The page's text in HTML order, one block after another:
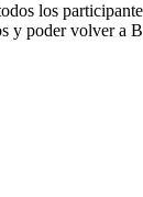
los
y poder volver a